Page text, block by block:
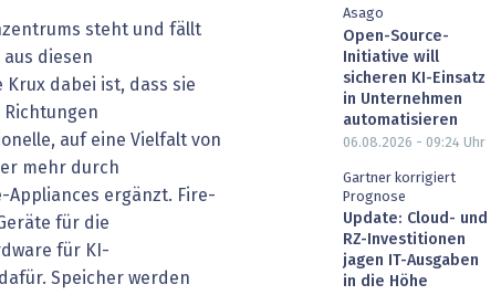
steht und fällt
diesen
dabei ist, dass sie
auf eine Vielfalt von
mehr durch
Appliances ergänzt. Fire­
für die
für KI-
Speicher werden
Asago
Open-Source-
Initiative will
sicheren KI-Einsatz
in Unternehmen
automatisieren
06.08.2026 - 09:24 Uhr
Gartner korrigiert
Prognose
Update: Cloud- und
RZ-Investitionen
jagen IT-Ausgaben
in die Höhe